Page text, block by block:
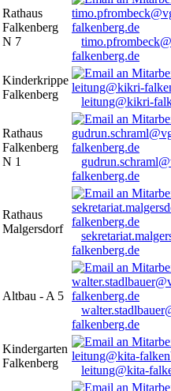
Rathaus
Falkenberg
N 7
falkenberg.de
Kinderkrippe
Falkenberg
leitung@kikri-
Rathaus
Falkenberg
N 1
falkenberg.de
Rathaus
Malgersdorf
falkenberg.de
Altbau - A 5
falkenberg.de
Kindergarten
Falkenberg
leitung@kita-